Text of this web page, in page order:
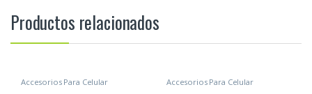
Productos relacionados
Accesorios Para Celular Accesorios Para Celular